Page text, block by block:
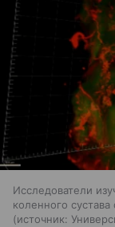
Исследователи
коленного
источник: